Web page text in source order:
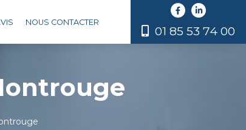
NOUS CONTACTER
01 85 53 74 00